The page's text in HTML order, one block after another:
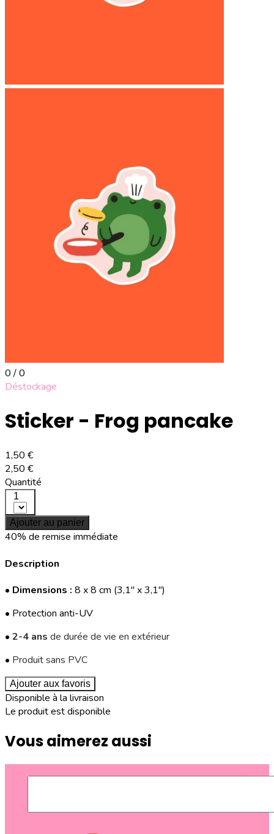
0 / 0
Déstockage
Sticker - Frog pancake
1,50 €
2,50 €
Quantité
1
Ajouter au panier
40% de remise immédiate
Description
• Dimensions : 8 x 8 cm (3,1" x 3,1")
• Protection anti-UV
• 2-4 ans de durée de vie en extérieur
• Produit sans PVC
Ajouter aux favoris
Disponible à la livraison
Le produit est disponible
Vous aimerez aussi